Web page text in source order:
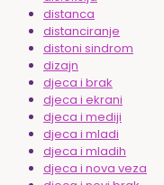
distanca
distanciranje
distoni sindrom
dizajn
djeca i brak
djeca i ekrani
djeca i mediji
djeca i mladi
djeca i mladih
djeca i nova veza